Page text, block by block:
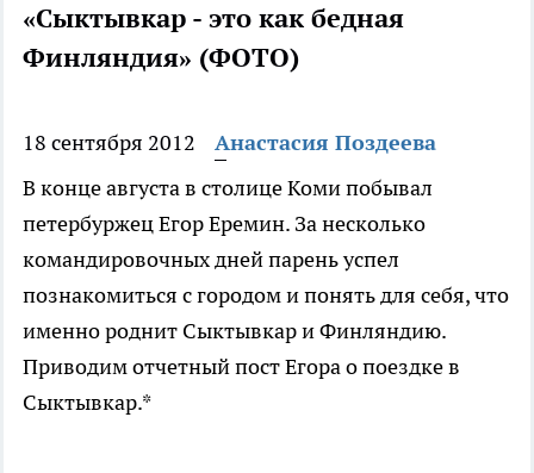
«Сыктывкар - это как бедная
Финляндия» (ФОТО)
18 сентября 2012
Анастасия Поздеева
В конце августа в столице Коми побывал
петербуржец Егор Еремин. За несколько
командировочных дней парень успел
познакомиться с городом и понять для себя, что
именно роднит Сыктывкар и Финляндию.
Приводим отчетный пост Егора о поездке в
Сыктывкар.*